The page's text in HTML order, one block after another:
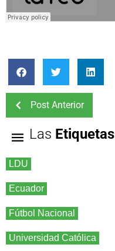
Post Anterior
Las Etiquetas
LDU
Ecuador
Fútbol Nacional
Universidad Católica